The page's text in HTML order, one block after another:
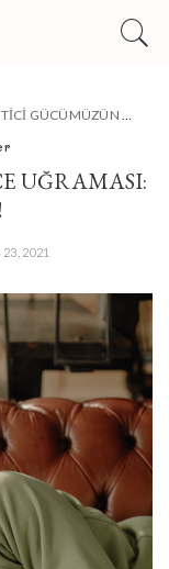
FELCE UĞRAMASI: CAN SIKINTISI!
UĞRAMASI:
23, 2021